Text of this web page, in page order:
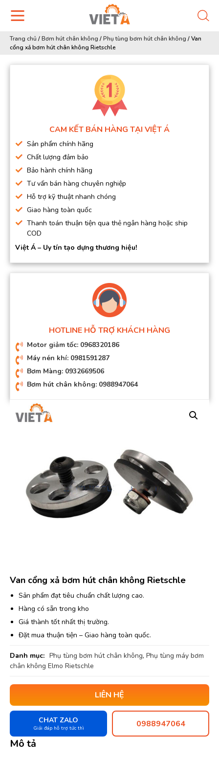
Trang chủ /Bơm hút chân không /Phụ tùng bơm hút chân không /Van
cổng xả bơm hút chân không Rietschle
CAM KẾT BÁN HÀNG TẠI VIỆT Á
Sản phẩm chính hãng
Chất lượng đảm bảo
Bảo hành chính hãng
Tư vấn bán hàng chuyên nghiệp
Hỗ trợ kỹ thuật nhanh chóng
Giao hàng toàn quốc
Thanh toán thuận tiện qua thẻ ngân hàng hoặc ship
COD
Việt Á – Uy tín tạo dựng thương hiệu!
HOTLINE HỖ TRỢ KHÁCH HÀNG
Motor giảm tốc: 0968320186
Máy nén khí: 0981591287
Bơm Màng: 0932669506
Bơm hút chân không: 0988947064
Van cổng xả bơm hút chân không Rietschle
Sản phẩm đạt tiêu chuẩn chất lượng cao.
Hàng có sẵn trong kho
Giá thành tốt nhất thị trường.
Đặt mua thuận tiện – Giao hàng toàn quốc.
Danh mục: Phụ tùng bơm hút chân không, Phụ tùng máy bơm
chân không Elmo Rietschle
LIÊN HỆ
CHAT ZALO
Giải đáp hỗ trợ tức thì 0988947064
Mô tả